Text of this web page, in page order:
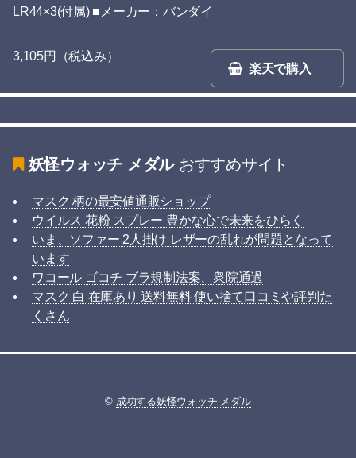
LR44×3(付属) ■メーカー：バンダイ
楽天で購入
3,105円（税込み）
妖怪ウォッチ メダルおすすめサイト
マスク 柄の最安値通販ショップ
ウイルス 花粉 スプレー 豊かな心で未来をひらく
いま、ソファー 2人掛け レザーの乱れが問題となって
います
ワコール ゴコチ ブラ規制法案、衆院通過
マスク 白 在庫あり 送料無料 使い捨て口コミや評判た
くさん
© 成功する妖怪ウォッチ メダル